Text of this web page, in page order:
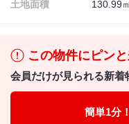
土地面積 130.99
この物件にピン
会員だけが見られる新着
簡単1分